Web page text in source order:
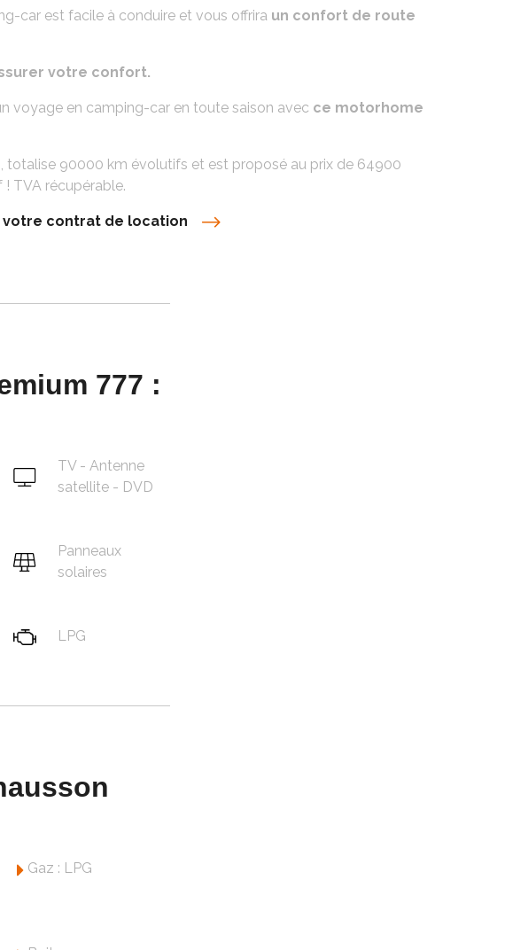
car est facile à conduire et vous offrira un confort de route
votre confort.
voyage en camping-car en toute saison avec ce motorhome
totalise 90000 km évolutifs et est proposé au prix de 64900
! TVA récupérable.
votre contrat de location
777 :
TV - Antenne
satellite - DVD
Panneaux
solaires
LPG
Gaz : LPG